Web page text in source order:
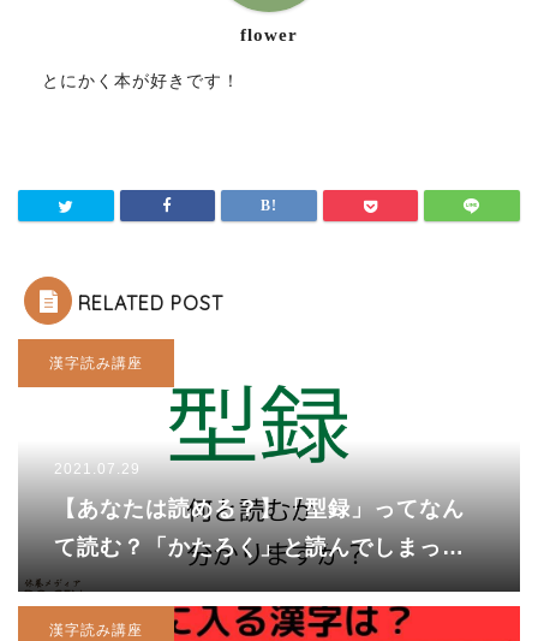
flower
とにかく本が好きです！
RELATED POST
漢字読み講座
2021.07.29
【あなたは読める？】「型録」ってなん
て読む？「かたろく」と読んでしまった
あなたは…?
漢字読み講座